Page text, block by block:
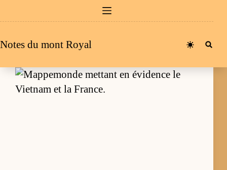
au
Notes du mont Royal